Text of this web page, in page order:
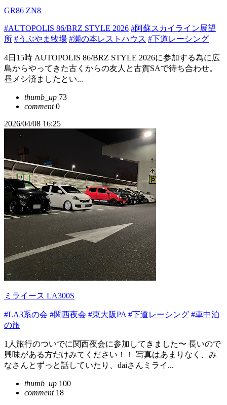
GR86 ZN8
#AUTOPOLIS 86/BRZ STYLE 2026 #阿蘇スカイライン展望
所 #うぶやま牧場 #瀬の本レストハウス #下道レーシング
4日15時 AUTOPOLIS 86/BRZ STYLE 2026に参加する為に広
島からやってきた古くからの友人と古賀SAで待ち合わせ。
昼メシ済ましたとい...
thumb_up 73
comment0
2026/04/08 16:25
ミライース LA300S
#LA3系の会 #関西夜会 #東大阪PA #下道レーシング #車中泊
の旅
1人旅行のついでに関西夜会に参加してきました〜 長いので
興味がある方だけみてください！！ 写真はあまりなく、み
なさんとずっと話していたり、daiさんミライ...
thumb_up 100
comment18